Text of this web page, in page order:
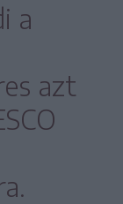
a
azt